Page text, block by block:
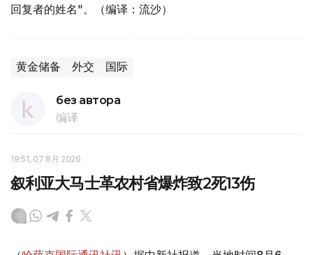
回复者的姓名"。（编译：流沙）
黄金储备 外交 国际
без автора
编译
19:51, 07 8月 2026
叙利亚大马士革农村省爆炸致2死13伤